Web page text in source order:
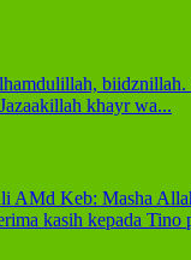
biidznillah.
khayr wa...
AMd Keb: Masha
kasih kepada Tino